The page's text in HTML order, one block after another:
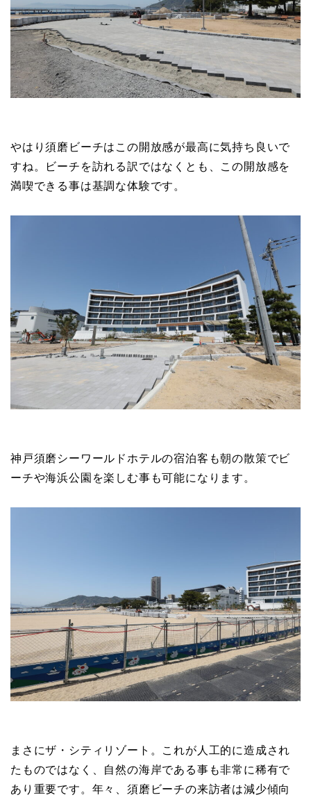
やはり須磨ビーチはこの開放感が最高に気持ち良いで
すね。ビーチを訪れる訳ではなくとも、この開放感を
満喫できる事は基調な体験です。
神戸須磨シーワールドホテルの宿泊客も朝の散策でビ
ーチや海浜公園を楽しむ事も可能になります。
まさにザ・シティリゾート。これが人工的に造成され
たものではなく、自然の海岸である事も非常に稀有で
あり重要です。年々、須磨ビーチの来訪者は減少傾向